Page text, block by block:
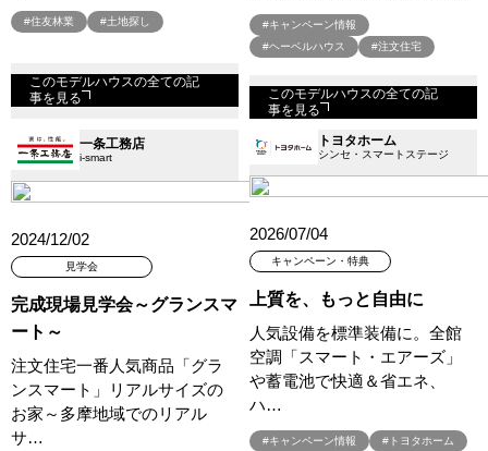
#住友林業 #土地探し
このモデルハウスの全ての記
事を見る
#キャンペーン情報
#ヘーベルハウス
#注文住宅
このモデルハウスの全ての記
事を見る
一条工務店
i-smart
2024/12/02
見学会
完成現場見学会～グランスマ
ート～
注文住宅一番人気商品「グラ
ンスマート」リアルサイズの
お家～多摩地域でのリアル
サ…
トヨタホーム
シンセ・スマートステージ
2026/07/04
キャンペーン・特典
上質を、もっと自由に
人気設備を標準装備に。全館
空調「スマート・エアーズ」
や蓄電池で快適＆省エネ、
ハ…
#キャンペーン情報
#トヨタホーム